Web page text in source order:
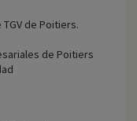
de Poitiers.
de Poitiers